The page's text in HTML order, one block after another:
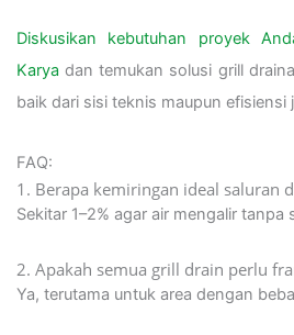
Diskusikan kebutuhan proyek
Karya dan temukan solusi grill
baik dari sisi teknis maupun efisiensi
FAQ:
1. Berapa kemiringan ideal saluran
Sekitar 1–2% agar air mengalir tanpa
2. Apakah semua grill drain perlu
Ya, terutama untuk area dengan